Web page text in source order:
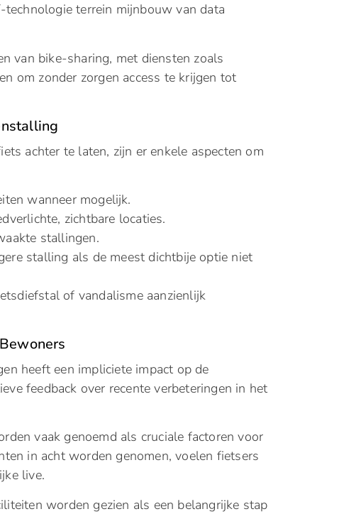
terrein mijnbouw van data
van bike-sharing, met diensten zoals
om zonder zorgen access te krijgen tot
achter te laten, zijn er enkele aspecten om
wanneer mogelijk.
zichtbare locaties.
stallingen.
stalling als de meest dichtbije optie niet
of vandalisme aanzienlijk
heeft een impliciete impact op de
feedback over recente verbeteringen in het
vaak genoemd als cruciale factoren voor
in acht worden genomen, voelen fietsers
live.
worden gezien als een belangrijke stap